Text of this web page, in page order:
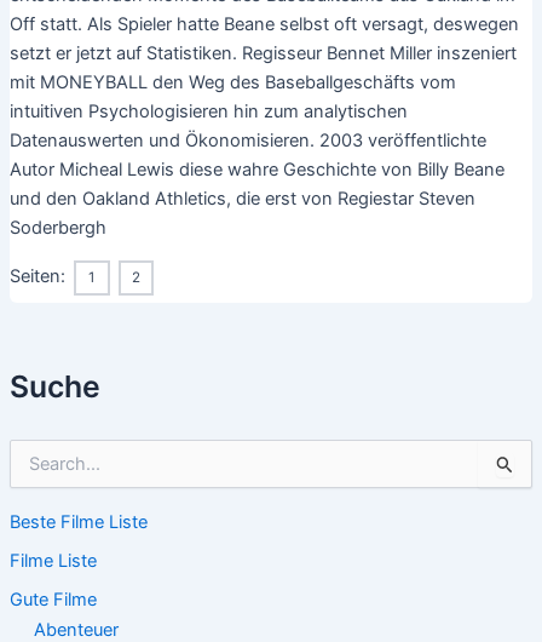
Suche
h
n
n
Beste Filme Liste
Filme Liste
Gute Filme
Abenteuer
Off statt. Als Spieler hatte Beane selbst oft versagt, deswegen
setzt er jetzt auf Statistiken. Regisseur Bennet Miller inszeniert
mit MONEYBALL den Weg des Baseballgeschäfts vom
intuitiven Psychologisieren hin zum analytischen
Datenauswerten und Ökonomisieren. 2003 veröffentlichte
Autor Micheal Lewis diese wahre Geschichte von Billy Beane
und den Oakland Athletics, die erst von Regiestar Steven
Soderbergh
Seiten: 1 2